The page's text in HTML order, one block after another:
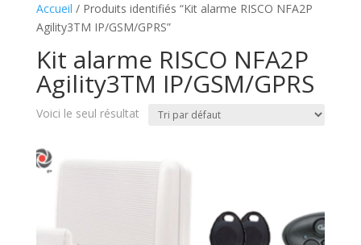
Accueil / Produits identifiés “Kit alarme RISCO NFA2P
Agility3TM IP/GSM/GPRS”
Kit alarme RISCO NFA2P
Agility3TM IP/GSM/GPRS
Voici le seul résultat